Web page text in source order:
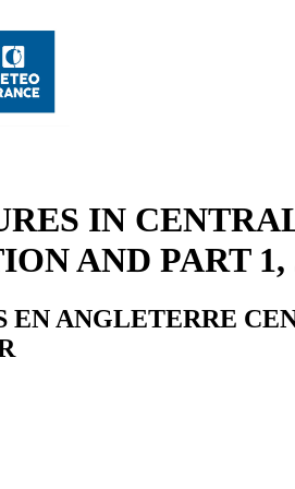
IN
AND PART
EN ANGLETERRE